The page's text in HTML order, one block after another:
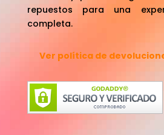
repuestos para una
completa.
Ver política de